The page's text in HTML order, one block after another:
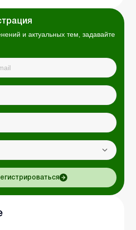
и актуальных тем, задавайте